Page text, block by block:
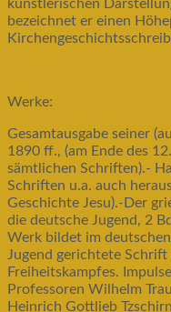
künstlerischen
bezeichnet er einen
Werke:
Gesamtausgabe seiner
1890 ff., (am Ende des
sämtlichen Schriften).-
Schriften u.a. auch
Geschichte Jesu).-Der
die deutsche Jugend, 2
Werk bildet im
Jugend gerichtete Schrift
Freiheitskampfes.
Professoren Wilhelm
Heinrich Gottlieb